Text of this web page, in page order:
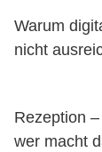
Warum
nicht
Rezeption
wer macht